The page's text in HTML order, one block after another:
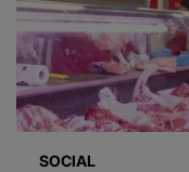
SOCIAL